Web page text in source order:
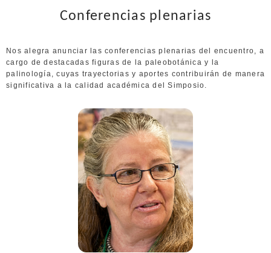
CIRCULARES
19° SAPP
OTROS EVENTOS
Conferencias plenarias
Nos alegra anunciar las conferencias plenarias del encuentro, a
cargo de destacadas figuras de la paleobotánica y la
palinología, cuyas trayectorias y aportes contribuirán de manera
significativa a la calidad académica del Simposio.